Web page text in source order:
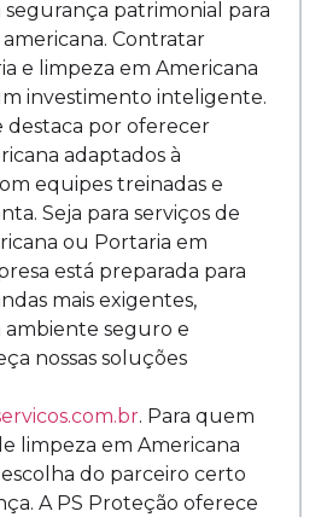
segurança patrimonial para
Contratar
e limpeza em Americana
investimento inteligente.
destaca por oferecer
adaptados à
equipes treinadas e
Seja para serviços de
ou Portaria em
está preparada para
mais exigentes,
seguro e
nossas soluções
. Para quem
limpeza em Americana
do parceiro certo
A PS Proteção oferece